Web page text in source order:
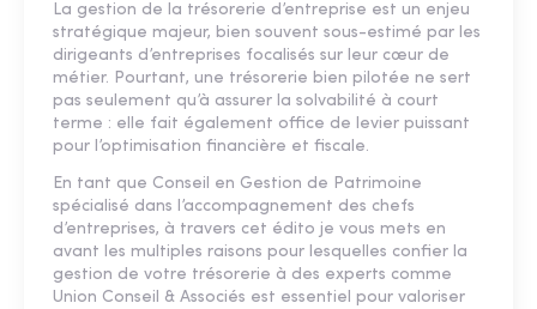
La gestion de la trésorerie d’entreprise est un enjeu
stratégique majeur, bien souvent sous-estimé par les
dirigeants d’entreprises focalisés sur leur cœur de
métier. Pourtant, une trésorerie bien pilotée ne sert
pas seulement qu’à assurer la solvabilité à court
terme : elle fait également office de levier puissant
pour l’optimisation financière et fiscale.
En tant que Conseil en Gestion de Patrimoine
spécialisé dans l’accompagnement des chefs
d’entreprises, à travers cet édito je vous mets en
avant les multiples raisons pour lesquelles confier la
gestion de votre trésorerie à des experts comme
Union Conseil & Associés est essentiel pour valoriser